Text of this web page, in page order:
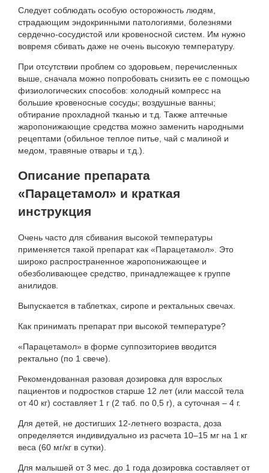
Следует соблюдать особую осторожность людям,
страдающим эндокринными патологиями, болезнями
сердечно-сосудистой или кровеносной систем. Им нужно
вовремя сбивать даже не очень высокую температуру.
При отсутствии проблем со здоровьем, перечисленных
выше, сначала можно попробовать снизить ее с помощью
физиологических способов: холодный компресс на
большие кровеносные сосуды; воздушные ванны;
обтирание прохладной тканью и т.д. Также аптечные
жаропонижающие средства можно заменить народными
рецептами (обильное теплое питье, чай с малиной и
медом, травяные отвары и т.д.).
Описание препарата
«Парацетамол» и краткая
инструкция
Очень часто для сбивания высокой температуры
применяется такой препарат как «Парацетамол». Это
широко распространенное жаропонижающее и
обезболивающее средство, принадлежащее к группе
анилидов.
Выпускается в таблетках, сиропе и ректальных свечах.
Как принимать препарат при высокой температуре?
«Парацетамол» в форме суппозиториев вводится
ректально (по 1 свече).
Рекомендованная разовая дозировка для взрослых
пациентов и подростков старше 12 лет (или массой тела
от 40 кг) составляет 1 г (2 таб. по 0,5 г), а суточная – 4 г.
Для детей, не достигших 12-летнего возраста, доза
определяется индивидуально из расчета 10–15 мг на 1 кг
веса (60 мг/кг в сутки).
Для малышей от 3 мес. до 1 года дозировка составляет от